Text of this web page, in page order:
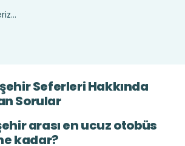
Seferleri Hakkında
Sorular
arası en ucuz otobüs
kadar?